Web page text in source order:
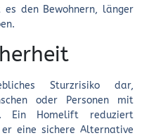
es den Bewohnern, länger
Sturzrisiko dar,
oder Personen mit
Ein Homelift reduziert
eine sichere Alternative